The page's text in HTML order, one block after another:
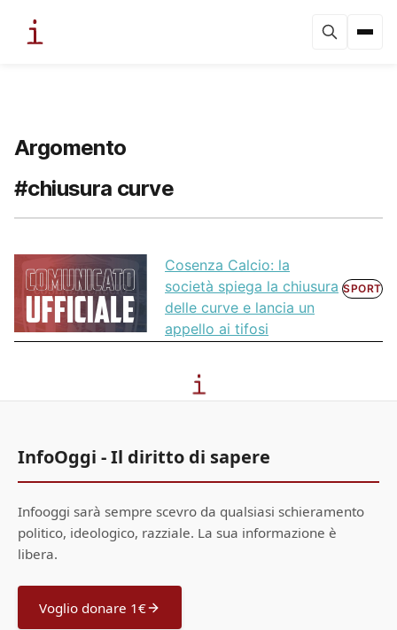
Argomento
#chiusura curve
Cosenza Calcio: la
società spiega la chiusura
delle curve e lancia un
appello ai tifosi
SPORT
InfoOggi - Il diritto di sapere
Infooggi sarà sempre scevro da qualsiasi schieramento
politico, ideologico, razziale. La sua informazione è
libera.
Voglio donare 1€